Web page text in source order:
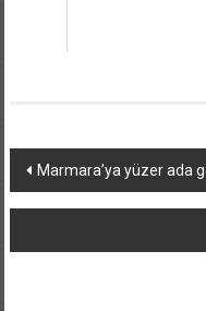
Yazı
dolaşımı
Marmara’ya yüzer ada